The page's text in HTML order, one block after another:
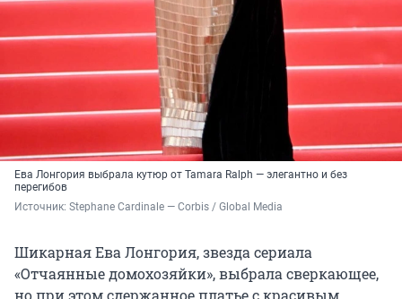
Ева Лонгория выбрала кутюр от Tamara Ralph — элегантно и без
перегибов
Источник: Stephane Cardinale — Corbis / Global Media
Шикарная Ева Лонгория, звезда сериала
«Отчаянные домохозяйки», выбрала сверкающее,
но при этом сдержанное платье с красивым